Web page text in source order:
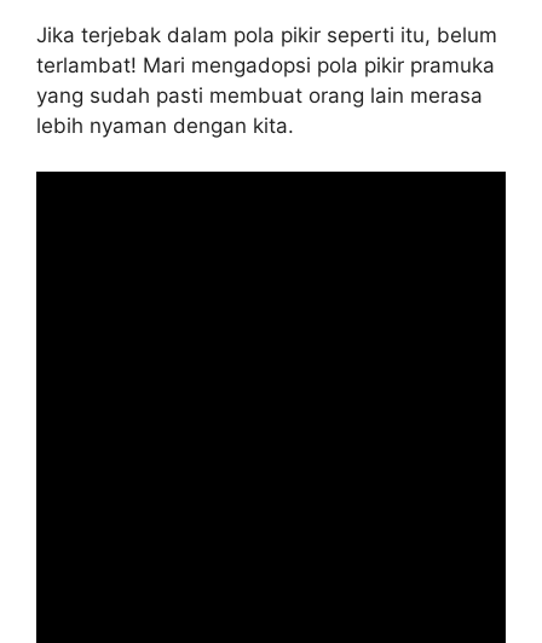
Jika terjebak dalam pola pikir seperti itu, belum
terlambat! Mari mengadopsi pola pikir pramuka
yang sudah pasti membuat orang lain merasa
lebih nyaman dengan kita.